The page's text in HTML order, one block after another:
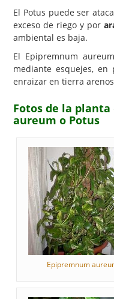
El Potus puede ser
exceso de riego y por
ambiental es baja.
El Epipremnum
mediante esquejes,
enraizar en tierra
Fotos de la
aureum o Potus
Epipremnum